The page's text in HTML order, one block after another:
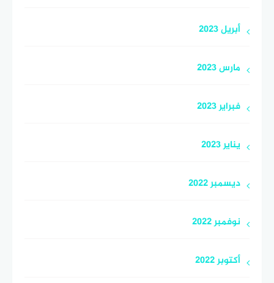
أبريل 2023
مارس 2023
فبراير 2023
يناير 2023
ديسمبر 2022
نوفمبر 2022
أكتوبر 2022